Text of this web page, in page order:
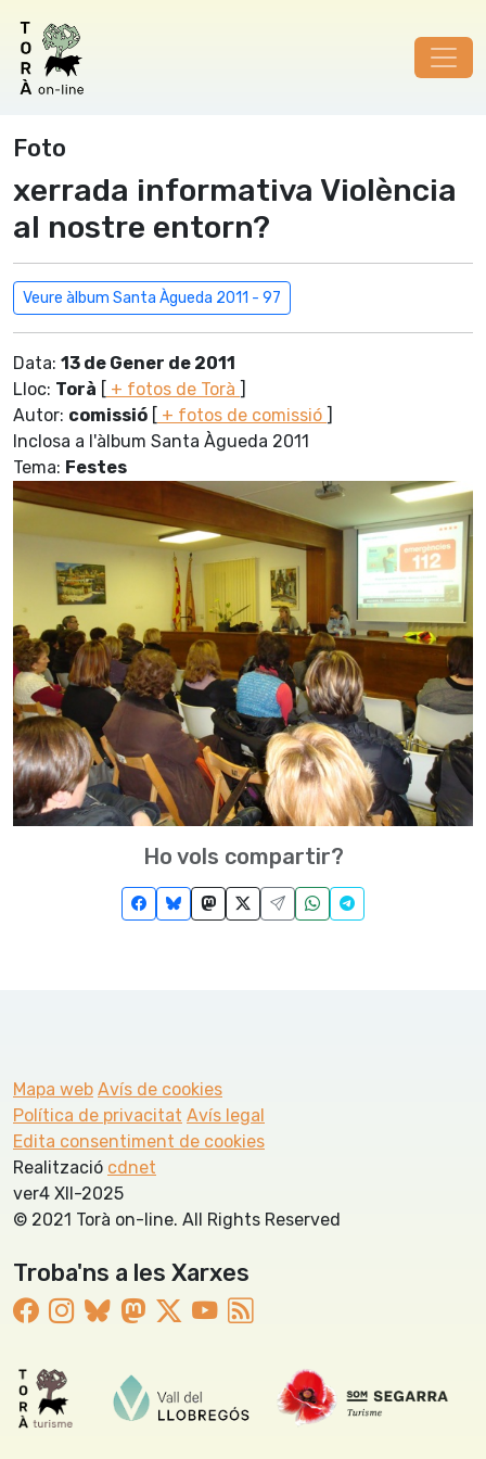
Foto
xerrada informativa Violència
al nostre entorn?
Veure àlbum Santa Àgueda 2011 - 97
Data: 13 de Gener de 2011
Lloc: Torà [ + fotos de Torà ]
Autor: comissió [ + fotos de comissió ]
Inclosa a l'àlbum Santa Àgueda 2011
Tema: Festes
Ho vols compartir?
Mapa web Avís de cookies
Política de privacitat Avís legal
Edita consentiment de cookies
Realització cdnet
ver4 XII-2025
© 2021 Torà on-line. All Rights Reserved
Troba'ns a les Xarxes